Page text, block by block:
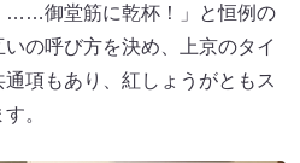
……御堂筋に乾杯！」と恒例の
の呼び方を決め、上京のタイ
項もあり、紅しょうがともス
。